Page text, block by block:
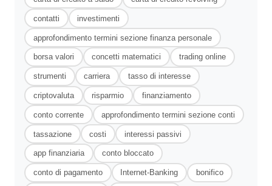
contatti investimenti
approfondimento termini sezione finanza personale
borsa valori concetti matematici trading online
strumenti carriera tasso di interesse
criptovaluta risparmio finanziamento
conto corrente approfondimento termini sezione conti
tassazione costi interessi passivi
app finanziaria conto bloccato
conto di pagamento Internet-Banking bonifico